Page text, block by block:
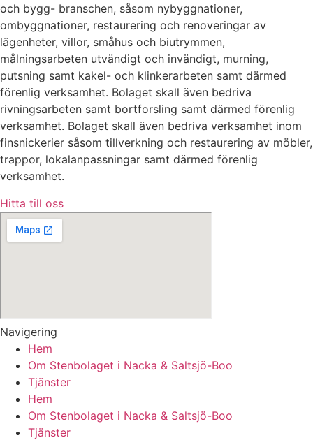
och bygg- branschen, såsom nybyggnationer,
ombyggnationer, restaurering och renoveringar av
lägenheter, villor, småhus och biutrymmen,
målningsarbeten utvändigt och invändigt, murning,
putsning samt kakel- och klinkerarbeten samt därmed
förenlig verksamhet. Bolaget skall även bedriva
rivningsarbeten samt bortforsling samt därmed förenlig
verksamhet. Bolaget skall även bedriva verksamhet inom
finsnickerier såsom tillverkning och restaurering av möbler,
trappor, lokalanpassningar samt därmed förenlig
verksamhet.
Hitta till oss
Navigering
Hem
Om Stenbolaget i Nacka & Saltsjö-Boo
Tjänster
Hem
Om Stenbolaget i Nacka & Saltsjö-Boo
Tjänster